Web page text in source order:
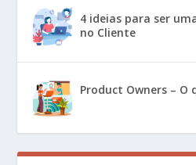
4 ideias para ser
no Cliente
Product Owners – O